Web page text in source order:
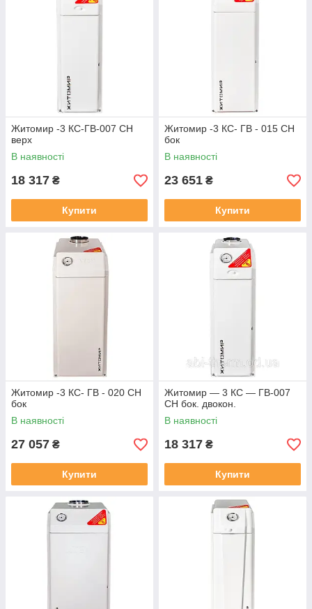
Житомир -3 КС-ГВ-007 СН
верх
В наявності
18 317 ₴
Купити
Житомир -3 КС- ГВ - 015 СН
бок
В наявності
23 651 ₴
Купити
Житомир -3 КС- ГВ - 020 СН
бок
В наявності
27 057 ₴
Купити
Житомир — 3 КС — ГВ-007
СН бок. двокон.
В наявності
18 317 ₴
Купити